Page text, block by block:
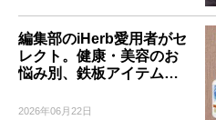
編集部のiHerb愛用者がセ
レクト。健康・美容のお
悩み別、鉄板アイテム…
2026年06月22日